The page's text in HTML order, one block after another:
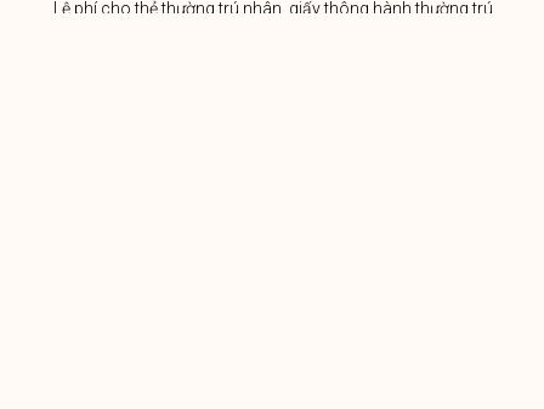
Lệ phí cho thẻ thường trú nhân, giấy thông hành thường trú